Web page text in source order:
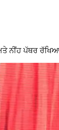
ਨੀਂਹ ਪੱਥਰ